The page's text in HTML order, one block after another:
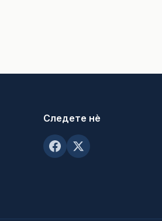
Следете нè